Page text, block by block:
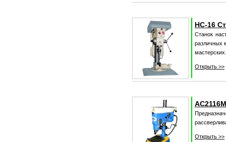
НС-16
Станок
различных
мастерских.
Открыть >>
Открыть >>